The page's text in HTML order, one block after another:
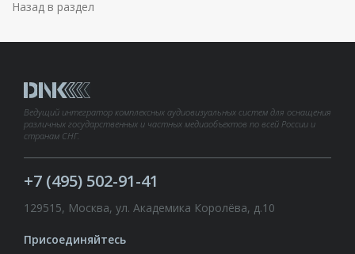
Назад в раздел
Ведущий интегратор комплексных аудиовизуальных систем для оснащения
различных государственных и частных медиаобъектов по всей России и
странам СНГ.
+7 (495) 502-91-41
129515, Москва, ул. Академика Королёва, д.10
Присоединяйтесь